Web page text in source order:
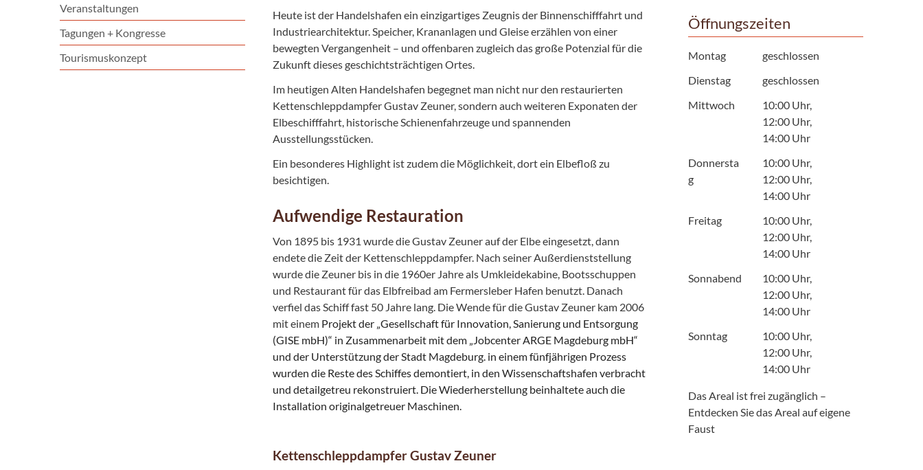
Veranstaltungen
Tagungen + Kongresse
Tourismuskonzept
Heute ist der Handelshafen ein einzigartiges Zeugnis der Binnenschifffahrt und
Industriearchitektur. Speicher, Krananlagen und Gleise erzählen von einer
bewegten Vergangenheit – und offenbaren zugleich das große Potenzial für die
Zukunft dieses geschichtsträchtigen Ortes.
Im heutigen Alten Handelshafen begegnet man nicht nur den restaurierten
Kettenschleppdampfer Gustav Zeuner, sondern auch weiteren Exponaten der
Elbeschifffahrt, historische Schienenfahrzeuge und spannenden
Ausstellungsstücken.
Ein besonderes Highlight ist zudem die Möglichkeit, dort ein Elbefloß zu
besichtigen.
Aufwendige Restauration
Von 1895 bis 1931 wurde die Gustav Zeuner auf der Elbe eingesetzt, dann
endete die Zeit der Kettenschleppdampfer. Nach seiner Außerdienststellung
wurde die Zeuner bis in die 1960er Jahre als Umkleidekabine, Bootsschuppen
und Restaurant für das Elbfreibad am Fermersleber Hafen benutzt. Danach
verfiel das Schiff fast 50 Jahre lang. Die Wende für die Gustav Zeuner kam 2006
mit einem Projekt der „Gesellschaft für Innovation, Sanierung und Entsorgung
(GISE mbH)“ in Zusammenarbeit mit dem „Jobcenter ARGE Magdeburg mbH“
und der Unterstützung der Stadt Magdeburg. in einem fünfjährigen Prozess
wurden die Reste des Schiffes demontiert, in den Wissenschaftshafen verbracht
und detailgetreu rekonstruiert. Die Wiederherstellung beinhaltete auch die
Installation originalgetreuer Maschinen.
Kettenschleppdampfer Gustav Zeuner
Öffnungszeiten
Montag
geschlossen
Dienstag
geschlossen
Mittwoch
10:00 Uhr,
12:00 Uhr,
14:00 Uhr
Donnersta
g
10:00 Uhr,
12:00 Uhr,
14:00 Uhr
Freitag
10:00 Uhr,
12:00 Uhr,
14:00 Uhr
Sonnabend
10:00 Uhr,
12:00 Uhr,
14:00 Uhr
Sonntag
10:00 Uhr,
12:00 Uhr,
14:00 Uhr
Das Areal ist frei zugänglich –
Entdecken Sie das Areal auf eigene
Faust